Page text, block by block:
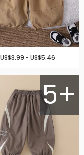
US$3.99 - US$5.46
5+